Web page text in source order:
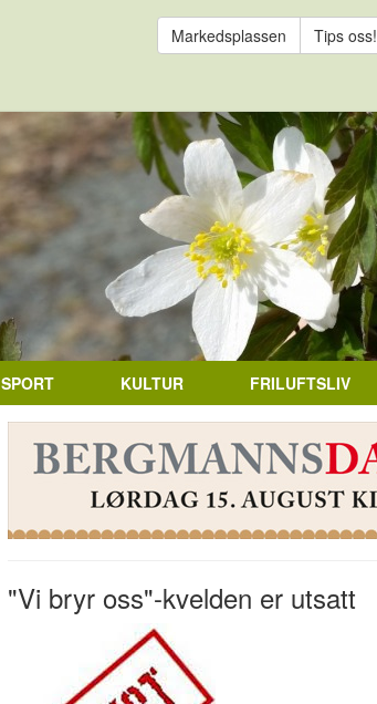
Markedsplassen Tips oss!
SPORT KULTUR FRILUFTSLIV
"Vi bryr oss"-kvelden er utsatt